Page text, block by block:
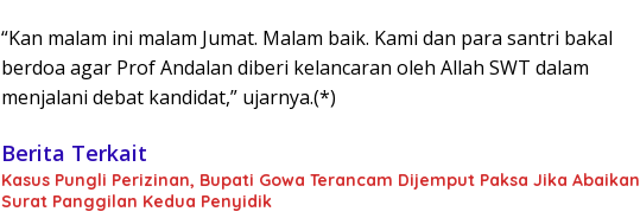
“Kan malam ini malam Jumat. Malam baik. Kami dan para santri bakal
berdoa agar Prof Andalan diberi kelancaran oleh Allah SWT dalam
menjalani debat kandidat,” ujarnya.(*)
Berita Terkait
Kasus Pungli Perizinan, Bupati Gowa Terancam Dijemput Paksa Jika Abaikan
Surat Panggilan Kedua Penyidik